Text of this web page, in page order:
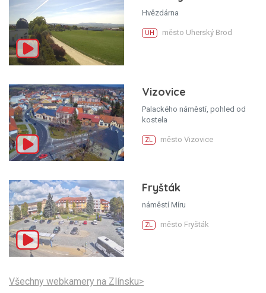
Hvězdárna
UH město Uherský Brod
Vizovice
Palackého náměstí, pohled od
kostela
ZL město Vizovice
Fryšták
náměstí Míru
ZL město Fryšták
Všechny webkamery na Zlínsku>